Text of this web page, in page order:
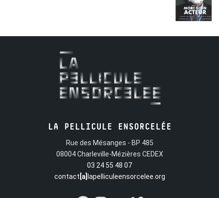
LA PELLICULE ENSORCELÉE
Rue des Mésanges - BP 485
08004 Charleville-Mézières CEDEX
03 24 55 48 07
contact [a] lapelliculeensorcelee.org